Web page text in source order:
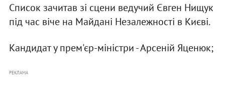
Список зачитав зі сцени ведучий Євген Нищук
під час віче на Майдані Незалежності в Києві.
Кандидат у прем'єр-міністри - Арсеній Яценюк;
РЕКЛАМА